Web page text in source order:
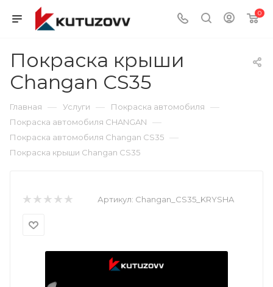
0
Покраска крыши
Changan CS35
Главная — Услуги — Покраска автомобиля —
Покраска автомобиля CHANGAN —
Покраска автомобиля Changan CS35 —
Покраска крыши Changan CS35
Артикул: Changan_CS35_KRYSHA